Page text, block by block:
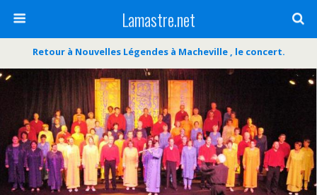
Lamastre.net
Retour à Nouvelles Légendes à Macheville , le concert.